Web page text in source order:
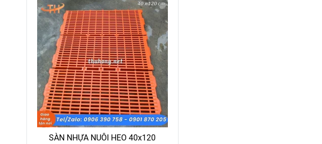
SÀN NHỰA NUÔI HEO 40x120